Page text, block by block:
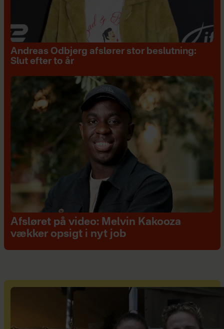
Andreas Odbjerg afslører stor beslutning:
Slut efter to år
Afsløret på video: Melvin Kakooza
vækker opsigt i nyt job